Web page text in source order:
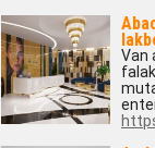
Van